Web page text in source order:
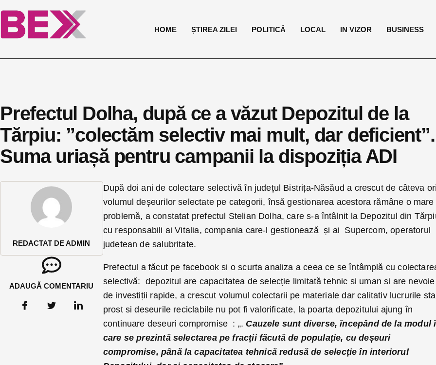
HOME ȘTIREA ZILEI POLITICĂ LOCAL IN VIZOR BUSINESS
Prefectul Dolha, după ce a văzut Depozitul de la
Tărpiu: ”colectăm selectiv mai mult, dar deficient”.
Suma uriașă pentru campanii la dispoziția ADI
REDACTAT DE ADMIN
ADAUGĂ COMENTARIU
După doi ani de colectare selectivă în județul Bistrița-Năsăud a crescut de câteva
volumul deșeurilor selectate pe categorii, însă gestionarea acestora rămâne o mare
problemă, a constatat prefectul Stelian Dolha, care s-a întâlnit la Depozitul din
cu responsabili ai Vitalia, compania care-l gestionează și ai Supercom, operatorul
judetean de salubritate.
Prefectul a făcut pe facebook si o scurta analiza a ceea ce se întâmplă cu
selectivă: depozitul are capacitatea de selecție limitată tehnic si uman si are nevoie
de investiții rapide, a crescut volumul colectarii pe materiale dar calitativ lucrurile
prost si deseurile reciclabile nu pot fi valorificate, la poarta depozitului ajung în
continuare deseuri compromise : „. Cauzele sunt diverse, începând de la modul
care se prezintă selectarea pe fracții făcută de populație, cu deșeuri
compromise, până la capacitatea tehnică redusă de selecție în interiorul